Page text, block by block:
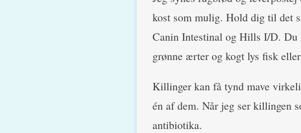
kost som mulig. Hold dig til det
Canin Intestinal og Hills I/D. Du
grønne ærter og kogt lys fisk
Killinger kan få tynd mave
én af dem. Når jeg ser killingen
antibiotika.